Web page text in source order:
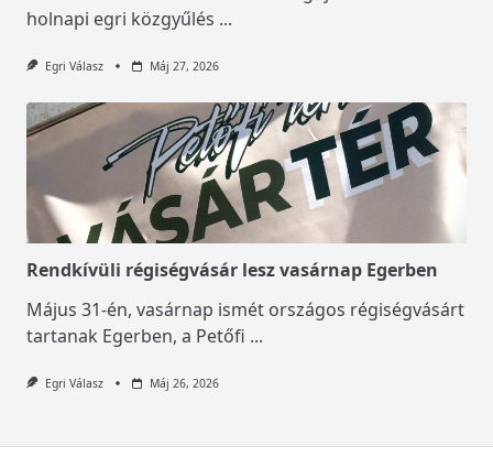
holnapi egri közgyűlés ...
Egri Válasz Máj 27, 2026
Rendkívüli régiségvásár lesz vasárnap Egerben
Május 31-én, vasárnap ismét országos régiségvásárt
tartanak Egerben, a Petőfi ...
Egri Válasz Máj 26, 2026